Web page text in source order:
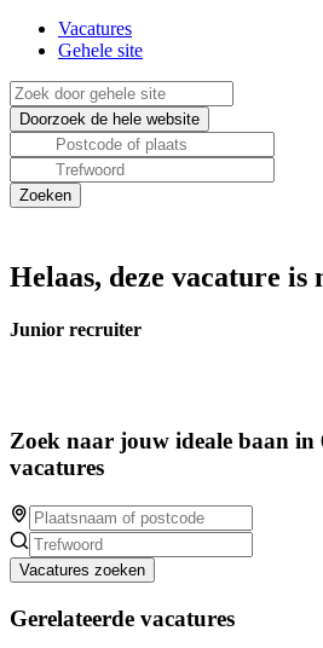
Vacatures
Gehele site
Helaas, deze vacature is
Junior recruiter
Zoek naar jouw ideale baan in
vacatures
Vacatures zoeken
Gerelateerde vacatures